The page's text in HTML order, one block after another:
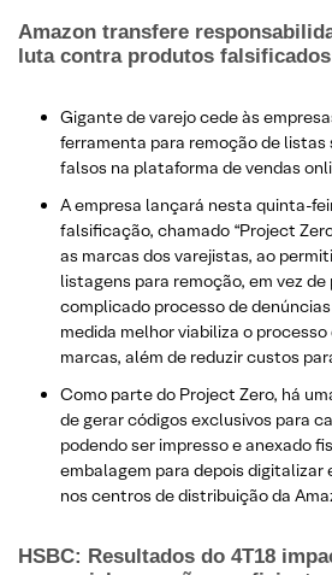
Amazon transfere
luta contra produtos falsificados
Gigante de varejo cede às
ferramenta para remoção de
falsos na plataforma de vendas
A empresa lançará nesta quinta-
falsificação, chamado “Project
as marcas dos varejistas, ao
listagens para remoção, em vez de
complicado processo de
medida melhor viabiliza o
marcas, além de reduzir custos
Como parte do Project Zero, há
de gerar códigos exclusivos para
podendo ser impresso e anexado
embalagem para depois
nos centros de distribuição da
HSBC: Resultados do 4T18